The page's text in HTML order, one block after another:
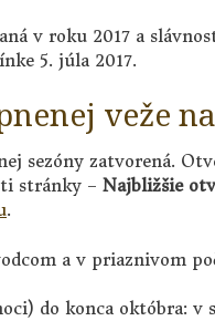
v roku 2017 a
5. júla 2017.
veže
sezóny zatvorená.
stránky – Najbližšie
.
a v priaznivom
do konca októbra: v